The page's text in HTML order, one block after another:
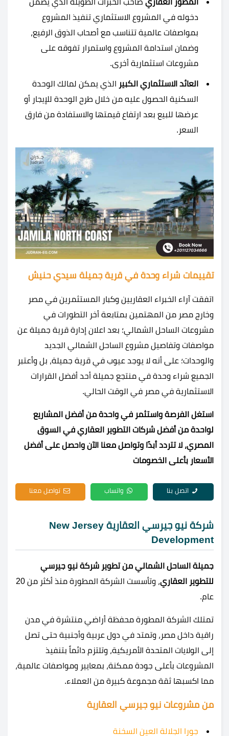
دخوله في المشروع الاستثماري تنفيذ المشروع
بمواصفات عالمية تتناسب مع أصحاب الذوق الرفيع،
وضمان استدامة المشروع واستمرار تفوقه على
مشروعات استثمارية أخرى.
العائد الاستثماري الكبير الذي يمكن لمالك الوحدة
السكنية الحصول عليه من خلال طرح الوحدة للإيجار أو
عرضها للبيع بعد ارتفاع قيمتها والاستفادة من فارق
السعر.
تقييمات شراء وحدة في قرية جميلة سيدي حنيش
اتفقت آراء الخبراء العقاريين وكبار المستثمرين في مصر
وخارج مصر من المهتمين بمتابعة أخر التطورات في
مشروعات الساحل الشمالي؛ بعد اعلان إدارة قرية جميلة عن
مواصفات وتفاصيل مشروع الساحل الشمالي الجديد
والوحدات؛ على أنه لا يوجد عيوب في قرية جميلة، بل وأعتبر
الجميع شراء وحدة في منتجع جميلة أحد أفضل القرارات
الاستثمارية في مصر في الوقت الحالي.
استغل الفرصة واستثمر في واحدة من أفضل المشاريع
لواحدة من أفضل شركات التطوير العقاري في السوق
المصري، لا تتردد أبدًا وتواصل معنا الآن واحصل على أفضل
الأسعار بأعلى الخصومات
اتصل بنا واتساب تواصل معنا
شركة نيو جيرسي العقارية New Jersey
Development
جميلة الساحل الشمالي من تطوير شركة نيو جيرسي
للتطوير العقاري
، وتأسست الشركة المطورة منذ أكثر من 20
عام.
تمتلك الشركة المطورة محفظة أراضي منتشرة في مدن
راقية داخل مصر، وتمتد في دول عربية وأجنبية حتى تصل
إلى الولايات المتحدة الأمريكية، وتلتزم دائماً بتنفيذ
المشروعات بأعلى جودة ممكنة، بمعايير ومواصفات عالمية،
مما اكسبها ثقة مجموعة كبيرة من العملاء.
من مشروعات نيو جيرسي العقارية
جورا الجلالة العين السخنة